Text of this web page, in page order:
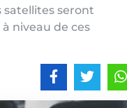
satellites seront
niveau de ces